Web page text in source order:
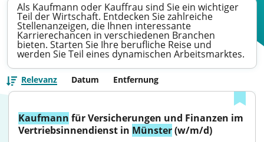
Als Kaufmann oder Kauffrau sind Sie ein wichtiger
Teil der Wirtschaft. Entdecken Sie zahlreiche
Stellenanzeigen, die Ihnen interessante
Karrierechancen in verschiedenen Branchen
bieten. Starten Sie Ihre berufliche Reise und
werden Sie Teil eines dynamischen Arbeitsmarktes.
Relevanz Datum Entfernung
Kaufmann für Versicherungen und Finanzen im
Vertriebsinnendienst in Münster (w/m/d)